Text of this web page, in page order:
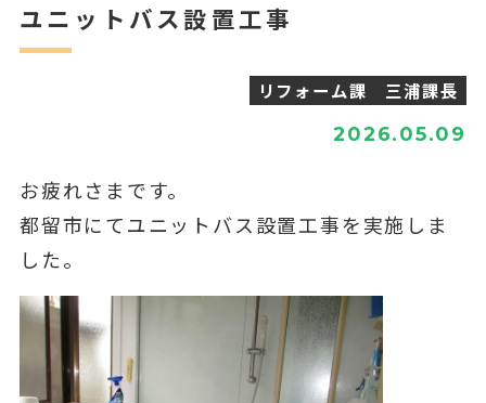
ユニットバス設置工事
リフォーム課 三浦課長
2026.05.09
お疲れさまです。
都留市にてユニットバス設置工事を実施しま
した。